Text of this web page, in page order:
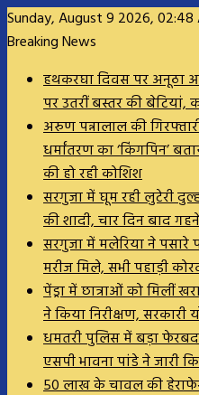
Sunday, August 9 2026, 02:48
Breaking News
हथकरघा दिवस पर अनूठा
पर उतरीं बस्तर की बेटियां,
अरुण पन्नालाल की
धर्मांतरण का ‘किंगपिन’
की हो रही कोशिश
सरगुजा में घूम रही लुटेरी
की शादी, चार दिन बाद
सरगुजा में मलेरिया ने पसारे
मरीज मिले, सभी पहाड़ी
पेंड्रा में छात्राओं को मिलीं
ने किया निरीक्षण,
धमतरी पुलिस में बड़ा
एसपी भावना पांडे ने जारी
50 लाख के चावल की